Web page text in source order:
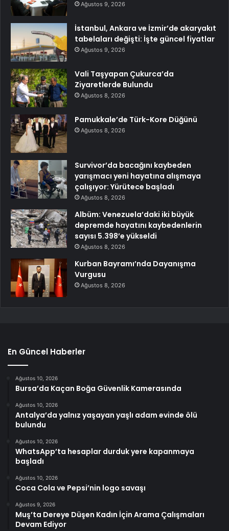
Ağustos 9, 2026
İstanbul, Ankara ve İzmir’de akaryakıt
tabelaları değişti: İşte güncel fiyatlar
Ağustos 9, 2026
Vali Taşyapan Çukurca’da
Ziyaretlerde Bulundu
Ağustos 8, 2026
Pamukkale’de Türk-Kore Düğünü
Ağustos 8, 2026
Survivor’da bacağını kaybeden
yarışmacı yeni hayatına alışmaya
çalışıyor: Yürütece başladı
Ağustos 8, 2026
Albüm: Venezuela’daki iki büyük
depremde hayatını kaybedenlerin
sayısı 5.398’e yükseldi
Ağustos 8, 2026
Kurban Bayramı’nda Dayanışma
Vurgusu
Ağustos 8, 2026
En Güncel Haberler
Ağustos 10, 2026
Bursa’da Kaçan Boğa Güvenlik Kamerasında
Ağustos 10, 2026
Antalya’da yalnız yaşayan yaşlı adam evinde ölü
bulundu
Ağustos 10, 2026
WhatsApp’ta hesaplar durduk yere kapanmaya
başladı
Ağustos 10, 2026
Coca Cola ve Pepsi’nin logo savaşı
Ağustos 9, 2026
Muş’ta Dereye Düşen Kadın İçin Arama Çalışmaları
Devam Ediyor